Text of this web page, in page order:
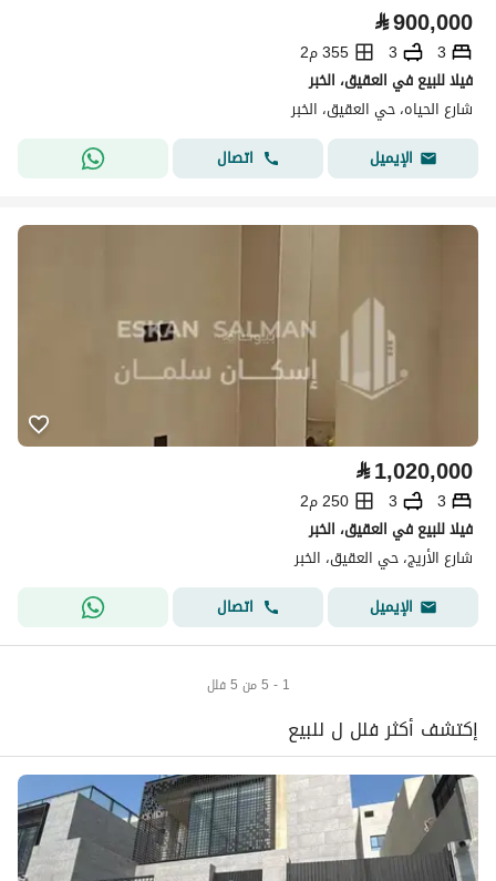
⃁900,000
3
3
355 م2
فيلا للبيع في العقيق، الخبر
شارع الحياه، حي العقيق، الخبر
الإيميل
اتصال
⃁1,020,000
3
3
250 م2
فيلا للبيع في العقيق، الخبر
شارع الأريج، حي العقيق، الخبر
الإيميل
اتصال
1 - 5 من 5 فلل
إكتشف أكثر فلل ل للبيع